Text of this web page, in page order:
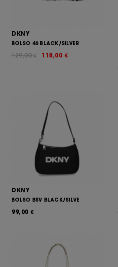
DKNY
BOLSO 46 BLACK/SILVER
118,00 €
129,00€
DKNY
BOLSO BSV BLACK/SILVE
99,00 €